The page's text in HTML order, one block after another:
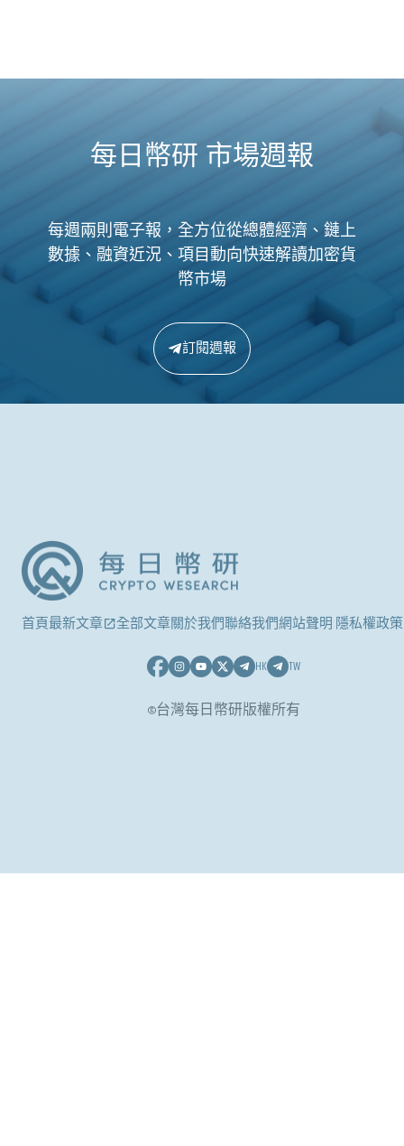
每日幣研 市場週報
每週兩則電子報，全方位從總體經濟、鏈上
數據、融資近況、項目動向快速解讀加密貨
幣市場
訂閱週報
首頁最新文章 全部文章關於我們聯絡我們網站聲明 隱私權政策
HK TW
©台灣每日幣研版權所有